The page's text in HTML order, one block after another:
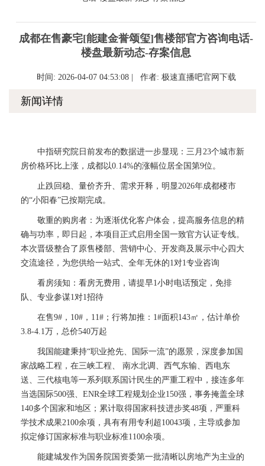
成都在售豪宅[能建金誉颂玺]售楼部官方咨询电话-
楼盘最新动态-存案信息
时间: 2026-04-07 04:53:08 | 作者: 极速直播吧官网下载
新闻详情
中指研究院日前发布的数据进一步显现：三月23个城市新
房价格环比上涨，成都以0.14%的涨幅位居全国第9位。
止跌回稳、量价齐升、需求开释，明显2026年成都楼市
的“小阳春”已按期完成。
敬重的购房者：为逐渐优化客户体会，提高服务信息的精
确与功率，即日起，本项目正式启用全国一致官方认证专线。
本次晋级整合了原售楼部、营销中心、开发商及展示中心四大
交流途径，为您供给一站式、全年无休的1对1专业咨询
看房须知：看房无费用，请提早1小时电话预定，免排
队、专业参谋1对1招待
在售9#，10#，11#；行将加推：1#面积143㎡，估计单价
3.8-4.1万，总价540万起
我国能建秉持“职业抢先、国际一流”的愿景，深度参加国
家战略工程，在三峡工程、 南水北调、西气东输、西电东
送、三代核电等一系列联系国计民生的严重工程中，接连多年
当选国际500强、ENR全球工程规划企业150强，事务掩盖全球
140多个国家和地区；累计取得国家科技进步奖48项，严重科
学技术成果2100余项，具有有用专利超10043项，主导或参加
拟定修订国家标准与职业标准1100余项。
能建城发作为国务院国资委第一批清晰以房地产为主业的